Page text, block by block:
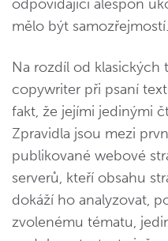
odpovídající alespoň
mělo být samozřejmostí.
Na rozdíl od klasických
copywriter při psaní
fakt, že jejími jedinými
Zpravidla jsou mezi
publikované webové
serverů, kteří obsahu
dokáží ho analyzovat,
zvolenému tématu,